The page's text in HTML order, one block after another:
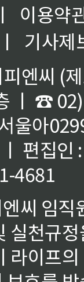
ㅣ
이용약
ㅣ
기사제
엔씨 (
ㅣ ☎
울아
편집인
4681
씨 임
실천규
라이프